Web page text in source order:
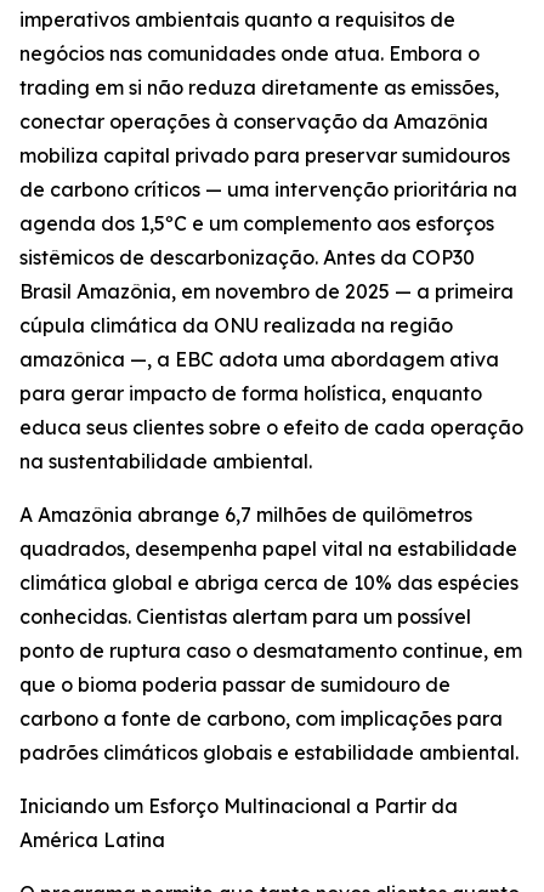
imperativos ambientais quanto a requisitos de
negócios nas comunidades onde atua. Embora o
trading em si não reduza diretamente as emissões,
conectar operações à conservação da Amazônia
mobiliza capital privado para preservar sumidouros
de carbono críticos — uma intervenção prioritária na
agenda dos 1,5ºC e um complemento aos esforços
sistêmicos de descarbonização. Antes da COP30
Brasil Amazônia, em novembro de 2025 — a primeira
cúpula climática da ONU realizada na região
amazônica —, a EBC adota uma abordagem ativa
para gerar impacto de forma holística, enquanto
educa seus clientes sobre o efeito de cada operação
na sustentabilidade ambiental.
A Amazônia abrange 6,7 milhões de quilômetros
quadrados, desempenha papel vital na estabilidade
climática global e abriga cerca de 10% das espécies
conhecidas. Cientistas alertam para um possível
ponto de ruptura caso o desmatamento continue, em
que o bioma poderia passar de sumidouro de
carbono a fonte de carbono, com implicações para
padrões climáticos globais e estabilidade ambiental.
Iniciando um Esforço Multinacional a Partir da
América Latina